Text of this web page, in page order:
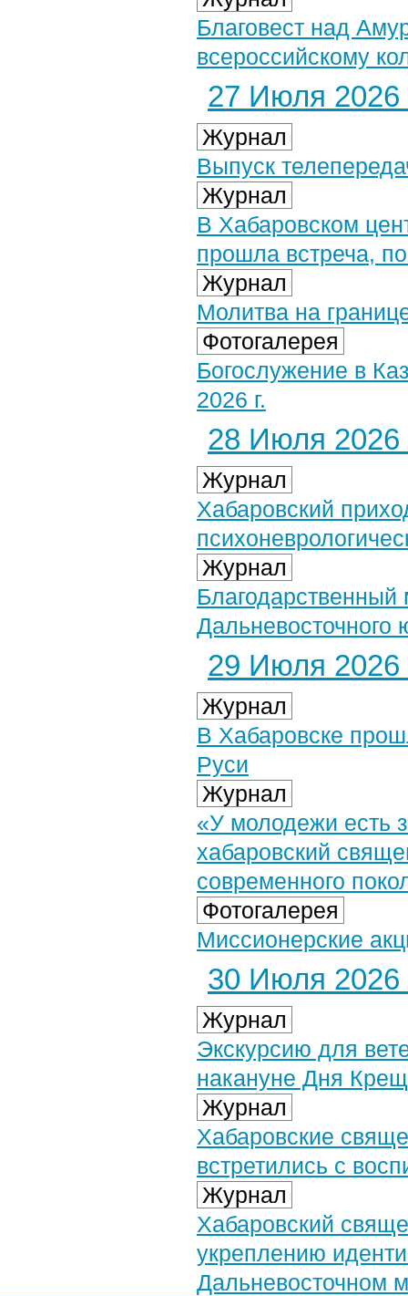
Благовест над
всероссийскому
27 Июля 2026
Журнал
Выпуск
Журнал
В Хабаровском
прошла встреча,
Журнал
Молитва на
Фотогалерея
Богослужение в
2026 г.
28 Июля 2026
Журнал
Хабаровский
Журнал
Благодарственный
Дальневосточного
29 Июля 2026
Журнал
В Хабаровске
Руси
Журнал
«У молодежи есть
хабаровский
современного
Фотогалерея
Миссионерские
30 Июля 2026
Журнал
Экскурсию для
накануне Дня
Журнал
Хабаровские
встретились с
Журнал
Хабаровский
укреплению
Дальневосточном